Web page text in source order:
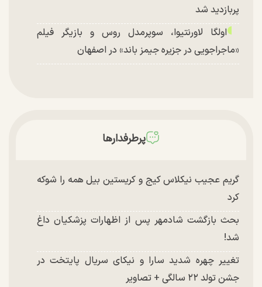
پربازدید شد
اولگا لاورنتیوا، سوپرمدل روس و بازیگر فیلم
«ماجراجویی در جزیره جیمز باند» در اصفهان
پرطرفدارها
گریم عجیب نیکلاس کیج و کریستین بیل همه را شوکه
کرد
بحث بازگشت شادمهر پس از اظهارات پزشکیان داغ
شد!
تغییر چهره شدید سارا و نیکای سریال پایتخت در
جشن تولد ۲۲ سالگی + تصاویر